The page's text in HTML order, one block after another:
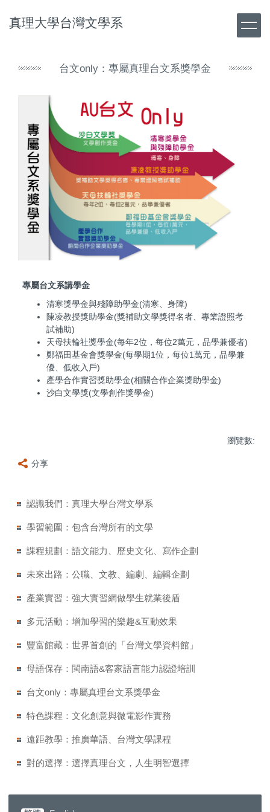
到
真理大學台灣文學系
台文only：專屬真理台文系獎學金
專屬台文系講學金
清寒獎學金與殘障助學金(清寒、身障)
陳凌教授獎助學金(獎補助文學獎得名者、專業證照考
試補助)
天母扶輪社獎學金(每年2位，每位2萬元，品學兼優者)
鄭福田基金會獎學金(每學期1位，每位1萬元，品學兼
優、低收入戶)
產學合作實習獎助學金(相關合作企業獎助學金)
沙白文學獎(文學創作獎學金)
瀏覽數:
分享
認識我們：真理大學台灣文學系
學習範圍：包含台灣所有的文學
課程規劃：語文能力、歷史文化、寫作企劃
未來出路：公職、文教、編劇、編輯企劃
產業實習：強大實習網做學生就業後盾
多元活動：增加學習的樂趣&互動效果
豐富館藏：世界首創的「台灣文學資料館」
母語保存：閩南語&客家語言能力認證培訓
台文only：專屬真理台文系獎學金
特色課程：文化創意與微電影作實務
遠距教學：推廣華語、台灣文學課程
對的選擇：選擇真理台文，人生明智選擇